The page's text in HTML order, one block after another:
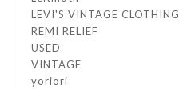
LEVI'S VINTAGE CLOTHING
REMI RELIEF
USED
VINTAGE
yoriori